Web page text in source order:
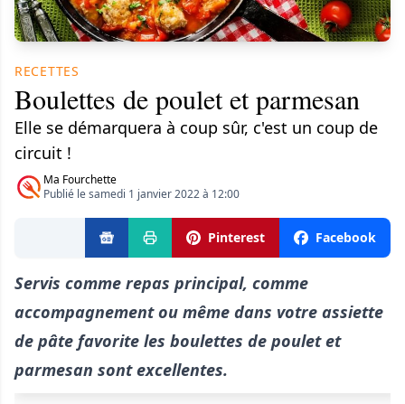
RECETTES
Boulettes de poulet et parmesan
Elle se démarquera à coup sûr, c'est un coup de
circuit !
Ma Fourchette
Publié le samedi 1 janvier 2022 à 12:00
Pinterest Facebook
Servis comme repas principal, comme
accompagnement ou même dans votre assiette
de pâte favorite les boulettes de poulet et
parmesan sont excellentes.